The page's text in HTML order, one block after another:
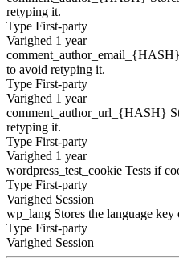
retyping it.
Type First-party
Varighed 1 year
comment_author_email_{HASH}
to avoid retyping it.
Type First-party
Varighed 1 year
comment_author_url_{HASH}
retyping it.
Type First-party
Varighed 1 year
wordpress_test_cookie Tests if
Type First-party
Varighed Session
wp_lang Stores the language
Type First-party
Varighed Session